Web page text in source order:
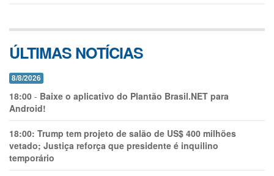
ÚLTIMAS NOTÍCIAS
8/8/2026
18:00 - Baixe o aplicativo do Plantão Brasil.NET para
Android!
18:00: Trump tem projeto de salão de US$ 400 milhões
vetado; Justiça reforça que presidente é inquilino
temporário